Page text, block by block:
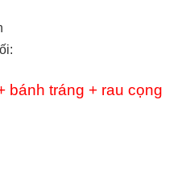
bánh tráng + rau cọng